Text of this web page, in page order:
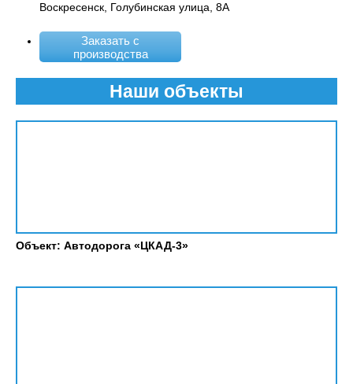
Воскресенск, Голубинская улица, 8А
Заказать с
производства
Наши объекты
Объект: Автодорога «ЦКАД-3»